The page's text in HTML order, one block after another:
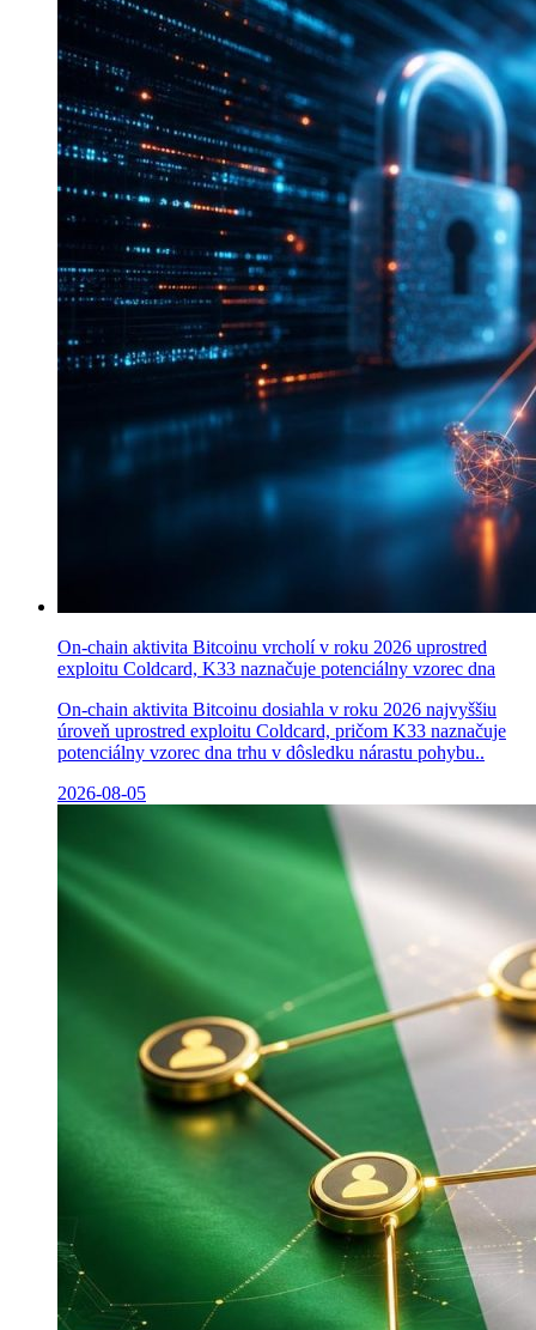
On-chain aktivita Bitcoinu vrcholí v roku 2026 uprostred
exploitu Coldcard, K33 naznačuje potenciálny vzorec dna
On-chain aktivita Bitcoinu dosiahla v roku 2026 najvyššiu
úroveň uprostred exploitu Coldcard, pričom K33 naznačuje
potenciálny vzorec dna trhu v dôsledku nárastu pohybu..
2026-08-05